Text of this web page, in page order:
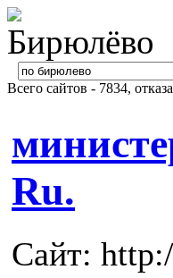
Всего сайтов - 7834,
Ru.
Сайт: